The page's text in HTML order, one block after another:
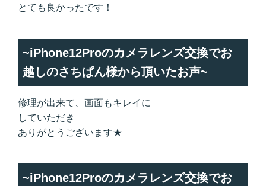
とても良かったです！
~iPhone12Proのカメラレンズ交換でお
越しのさちぱん様から頂いたお声~
修理が出来て、画面もキレイに
していただき
ありがとうございます★
~iPhone12Proのカメラレンズ交換でお